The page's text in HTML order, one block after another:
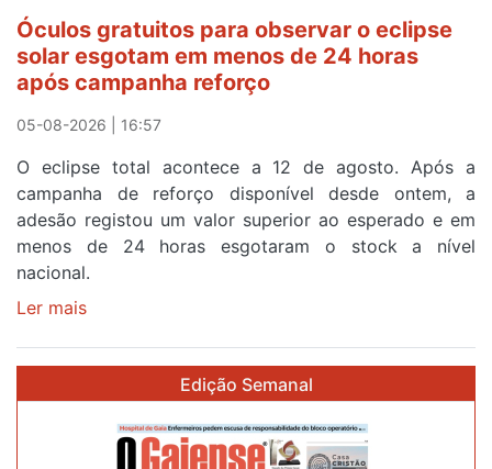
a
meta
em
Sintra
primeira
etapa
da
87ª
Volta
Óculos gratuitos para observar o eclipse
solar esgotam em menos de 24 horas
após campanha reforço
05-08-2026 | 16:57
O eclipse total acontece a 12 de agosto. Após a
campanha de reforço disponível desde ontem, a
adesão registou um valor superior ao esperado e em
menos de 24 horas esgotaram o stock a nível
nacional.
Ler mais
Edição Semanal